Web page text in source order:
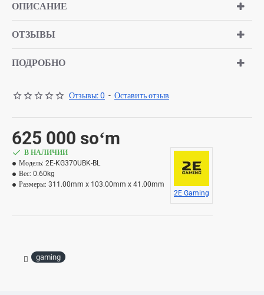
ОПИСАНИЕ
ОТЗЫВЫ
ПОДРОБНО
Отзывы: 0 - Оставить отзыв
625 000 soʻm
В НАЛИЧИИ
Модель: 2E-KG370UBK-BL
Вес: 0.60kg
Размеры: 311.00mm x 103.00mm x 41.00mm
2E Gaming
gaming